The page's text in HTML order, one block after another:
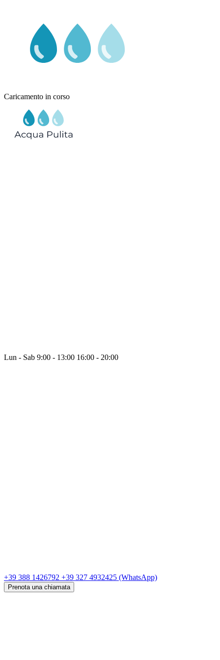
Caricamento in corso
Lun - Sab 9:00 - 13:00 16:00 - 20:00
+39 388 1426792 +39 327 4932425 (WhatsApp)
Prenota una chiamata